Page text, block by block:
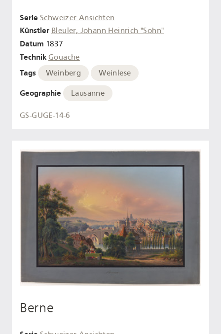
Serie Schweizer Ansichten
Künstler Bleuler, Johann Heinrich "Sohn"
Datum 1837
Technik Gouache
Tags Weinberg Weinlese
Geographie Lausanne
GS-GUGE-14-6
Berne